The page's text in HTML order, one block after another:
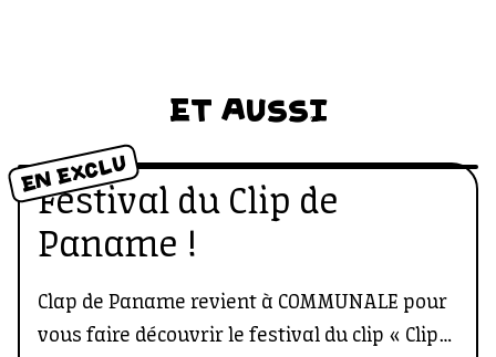
ET AUSSI
EN EXCLU
Festival du Clip de
Paname !
Clap de Paname revient à COMMUNALE pour
vous faire découvrir le festival du clip « Clips